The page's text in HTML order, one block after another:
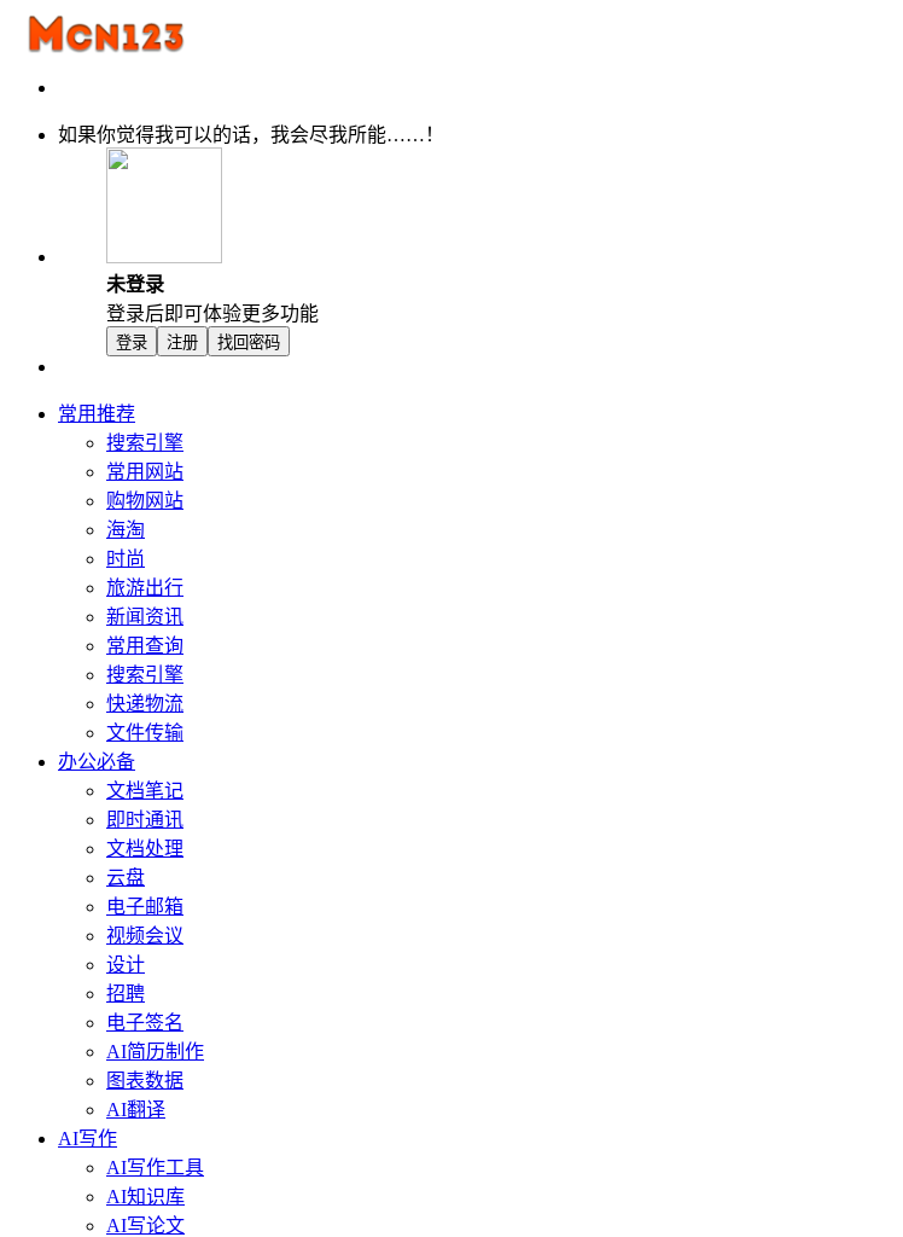
如果你觉得我可以的话，我会尽我所能……！
未登录
登录后即可体验更多功能
登录 注册 找回密码
常用推荐
搜索引擎
常用网站
购物网站
海淘
时尚
旅游出行
新闻资讯
常用查询
搜索引擎
快递物流
文件传输
办公必备
文档笔记
即时通讯
文档处理
云盘
电子邮箱
视频会议
设计
招聘
电子签名
AI简历制作
图表数据
AI翻译
AI写作
AI写作工具
AI知识库
AI写论文